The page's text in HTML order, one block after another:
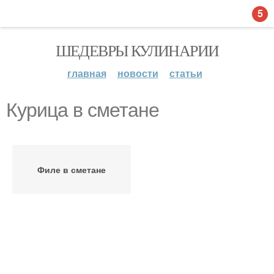
ШЕДЕВРЫ КУЛИНАРИИ
главная новости статьи
Курица в сметане
Филе в сметане
5